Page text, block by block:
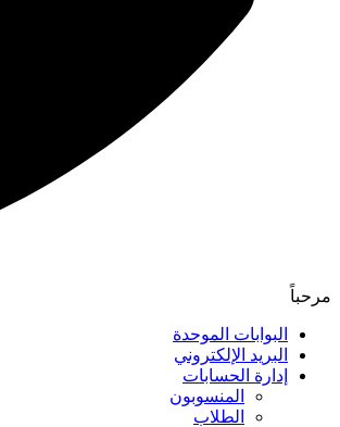
مرحباً
البوابات الموحدة
البريد الإلكتروني
إدارة الحسابات
المنسوبون
الطلاب